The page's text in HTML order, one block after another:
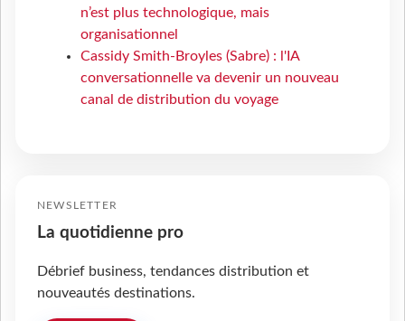
n’est plus technologique, mais
organisationnel
Cassidy Smith-Broyles (Sabre) : l'IA
conversationnelle va devenir un nouveau
canal de distribution du voyage
NEWSLETTER
La quotidienne pro
Débrief business, tendances distribution et
nouveautés destinations.